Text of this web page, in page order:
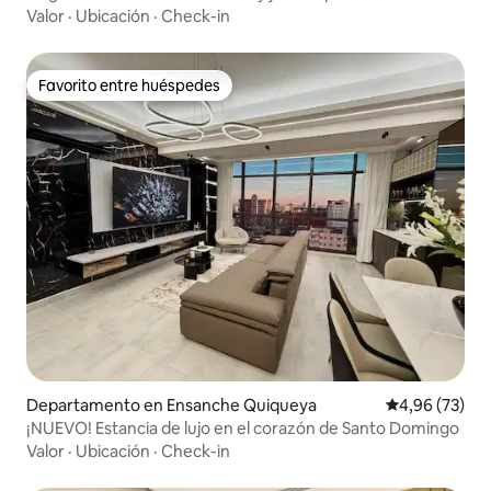
Valor · Ubicación · Check-in
Favorito entre huéspedes
Favorito entre huéspedes
Departamento en Ensanche Quiqueya Calificación
4,96 (73)
¡NUEVO! Estancia de lujo en el corazón de Santo Domingo
Valor · Ubicación · Check-in